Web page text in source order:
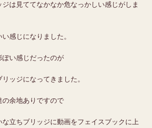
ジは見ててなかなか危なっかしい感じがしま
感じになりました。
ぽい感じだったのが
ッジになってきました。
の余地ありですので
立ちブリッジに動画をフェイスブックに上